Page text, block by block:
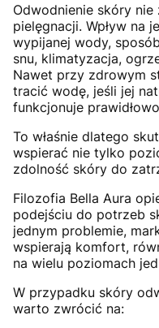
Odwodnienie skóry nie
pielęgnacji. Wpływ na
wypijanej wody,
snu, klimatyzacja,
Nawet przy zdrowym
tracić wodę, jeśli jej
funkcjonuje
To właśnie dlatego
wspierać nie tylko
zdolność skóry do
Filozofia Bella Aura
podejściu do potrzeb
jednym problemie,
wspierają komfort,
na wielu poziomach
W przypadku skóry
warto zwrócić na: